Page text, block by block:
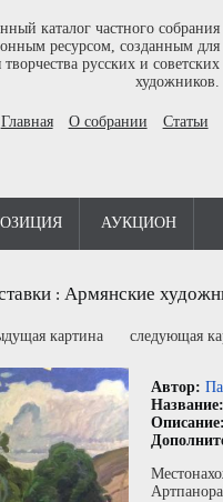
каталог частного собрания
ресурсом, созданным для
русских и советских
художников.
Главная О собрании Статьи
АУКЦИОН
: Армянские
картина следующая
Автор:
Название:
Описание: